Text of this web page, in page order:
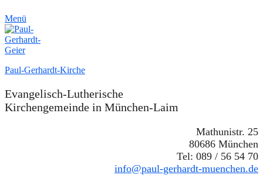
Menü
Paul-Gerhardt-Kirche
Evangelisch-Lutherische
Kirchengemeinde in München-Laim
Mathunistr. 25
80686 München
Tel: 089 / 56 54 70
info@paul-gerhardt-muenchen.de